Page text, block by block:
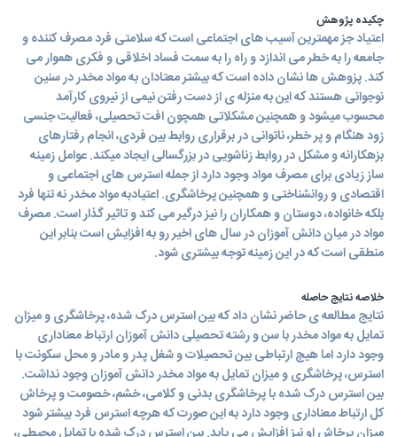
چکیده پژوهش
اعتیاد جز مهمترین آسیب های اجتماعی است که سلامتی فرد مصرف کننده و
جامعه را به خطر می اندازد و راه را به سمت فساد اخلاقی و فکری هموار می
کند. پزوهش ها نشان داده است که بیشتر معتادان به مواد مخدر در سنین
نوجوانی هستند که این به منزله ی از دست رفتن نیمی از نیروی کارآمد
محسوب میشود و همچنین مشکلاتی همچون افت تحصیلی، فعالیت جنسی
زود هنگام و پر خطر، ناتوانی در برقراری روابط بین فردی، انجام رفتارهای
بزهکارانه و مشکل در روابط زناشویی در بزرگسالی ایجاد میکند. عوامل زمینه
ساز زیادی برای مصرف مواد وجود دارد از جمله استرس های اجتماعی و
اقتصادی و روانشناختی و همچنین پرخاشگری. اعتیادبه مواد مخدر نه تنها فرد
بلکه خانواده، دوستان و همکاران را نیز درگیر می کند و تاثیر گذار است. مصرف
مواد در میان دانش آموزان در سال های اخیر رو به افزایش است بنابر این
منطقی است که در این زمینه توجه بیشتری شود.
خلاصه نتایج حاصله
نتایج مطالعه ی حاضر نشان داد که بین استرس درک شده، پرخاشگری و میزان
تمایل به مواد مخدر با سن و رشته تحصیلی دانش آموزان ارتباط معناداری
وجود دارد اما هیچ ارتباطی بین تحصیلات و شغل پدر و مادر و محل سکونت با
استرس، پرخاشگری و میزان تمایل به مواد مخدر دانش آموزان وجود نداشت.
بین استرس درک شده با پرخاشگری بدنی و کلامی، خشم، خصومت و پرخاش
کل ارتباط معناداری وجود دارد به این صورت که هرچه استرس فرد بیشتر شود